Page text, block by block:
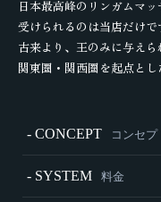
日本最高峰のリンガムマ
受けられるのは当店だけで
古来より、王のみに与えら
関東圏・関西圏を起点と
- CONCEPT コンセプ
- SYSTEM 料金